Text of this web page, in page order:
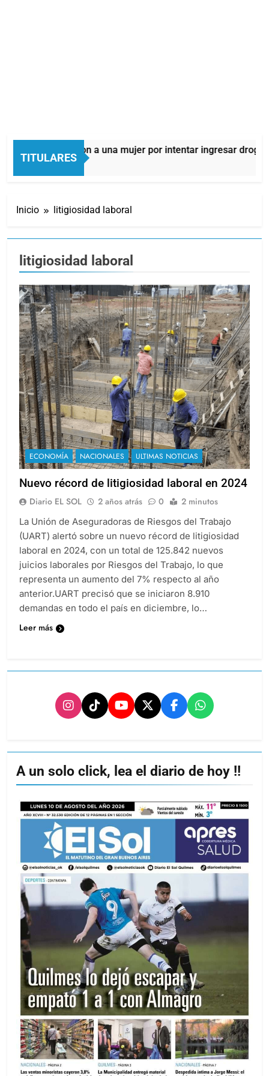
TITULARES
detuvieron a una mujer por intentar ingresar droga a
Atrás
Inicio litigiosidad laboral
litigiosidad laboral
ECONOMÍA NACIONALES ULTIMAS NOTICIAS
Nuevo récord de litigiosidad laboral en 2024
Diario EL SOL 2 años atrás 0 2 minutos
La Unión de Aseguradoras de Riesgos del Trabajo
(UART) alertó sobre un nuevo récord de litigiosidad
laboral en 2024, con un total de 125.842 nuevos
juicios laborales por Riesgos del Trabajo, lo que
representa un aumento del 7% respecto al año
anterior.UART precisó que se iniciaron 8.910
demandas en todo el país en diciembre, lo…
Leer más
A un solo click, lea el diario de hoy !!